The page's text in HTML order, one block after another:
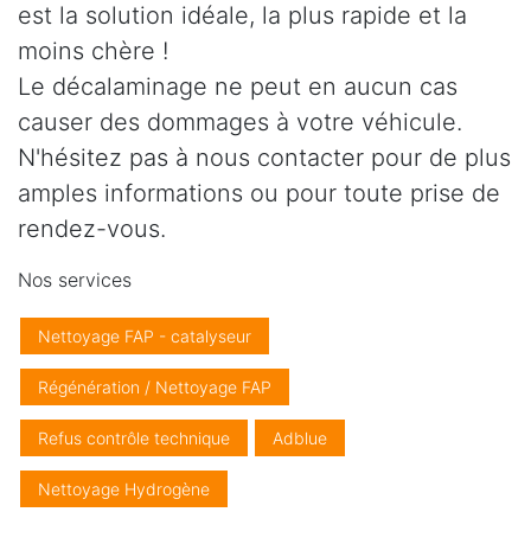
est la solution idéale, la plus rapide et la
moins chère !
Le décalaminage ne peut en aucun cas
causer des dommages à votre véhicule.
N'hésitez pas à nous contacter pour de plus
amples informations ou pour toute prise de
rendez-vous.
Nos services
Nettoyage FAP - catalyseur
Régénération / Nettoyage FAP
Refus contrôle technique Adblue
Nettoyage Hydrogène